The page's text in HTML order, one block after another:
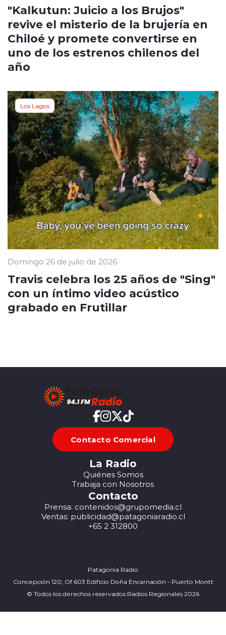
"Kalkutun: Juicio a los Brujos"
revive el misterio de la brujería en
Chiloé y promete convertirse en
uno de los estrenos chilenos del
año
Los Lagos
Domingo 26 de julio de 2026
Travis celebra los 25 años de "Sing"
con un íntimo video acústico
grabado en Frutillar
Contacto Comercial
La Radio
Quiénes Somos
Trabaja con Nosotros
Contacto
Prensa: contenidos@grupomedia.cl
Ventas: publicidad@patagoniaradio.cl
+65 2 312800
Patagonia Radio
Concepción 120, Of 603 Edificio Doña Encarnación - Puerto Montt
© Todos los derechos reservados Radios Regionales 2026